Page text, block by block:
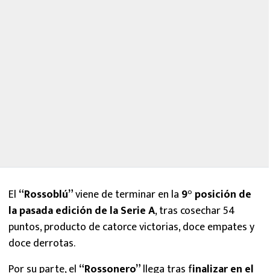
El “Rossoblú”viene de terminar en la 9° posición de
la pasada edición de la Serie A, tras cosechar 54
puntos, producto de catorce victorias, doce empates y
doce derrotas.
Por su parte, el “Rossonero”llega tras finalizar en el